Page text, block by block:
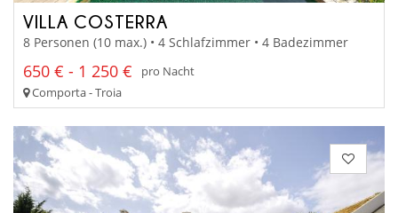
VILLA COSTERRA
8 Personen (10 max.) • 4 Schlafzimmer • 4 Badezimmer
650 € - 1 250 €
pro Nacht
Comporta - Troia